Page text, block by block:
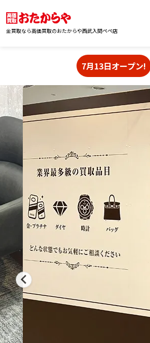
金買取なら高価買取のおたからや西武入間ペペ店
7月13日オープン!